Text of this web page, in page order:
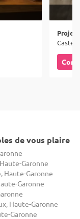
de vous plaire
Garonne
Haute-Garonne
Garonne
Haute-Garonne
Garonne